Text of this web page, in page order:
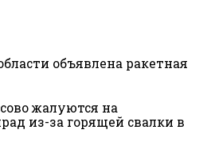
объявлена ракетная
жалуются на
из-за горящей свалки в